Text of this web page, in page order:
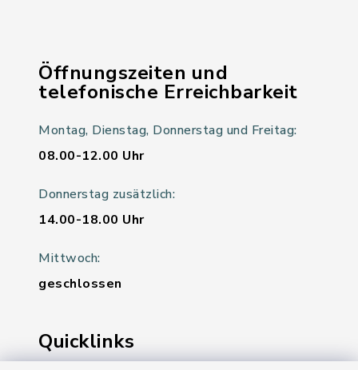
Öffnungszeiten und
telefonische Erreichbarkeit
Montag, Dienstag, Donnerstag und Freitag:
08.00-12.00 Uhr
Donnerstag zusätzlich:
14.00-18.00 Uhr
Mittwoch:
geschlossen
Quicklinks